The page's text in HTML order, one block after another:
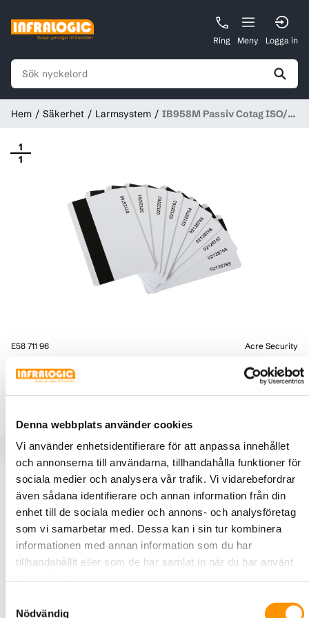
Denna webbplats använder cookies
Vi använder enhetsidentifierare för att anpassa innehållet
och annonserna till användarna, tillhandahålla funktioner för
sociala medier och analysera vår trafik. Vi vidarebefordrar
även sådana identifierare och annan information från din
enhet till de sociala medier och annons- och analysföretag
som vi samarbetar med. Dessa kan i sin tur kombinera
informationen med annan information som du har
tillhandahållit eller som de har samlat in när du har använt
Nödvändig
Ring Meny Logga in
Hem Säkerhet Larmsystem
IB958M Passiv Cotag ISO/M
1
1
E58 711 96 Acre Security
IB958M Passiv Cotag ISO/M Kort
(10st)
IB958M Passiv Cotag ISO/M Kort (10st)
Produktbeskrivning Specifikationer
IB958M är ett fabrikskodat ISO-laminerat passivt kort som
inte innehåller ett batteri. Den är idealisk för foto ID-
applikationer då den kan anpassas. När den används med
en Cotag handsfree-läsare är avläsningsområdet cirka 33
med IB958M mellan 3 och 10 cm. En av de viktigaste